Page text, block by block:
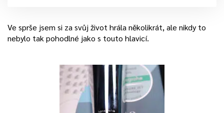
Ve sprše jsem si za svůj život hrála několikrát, ale nikdy to
nebylo tak pohodlné jako s touto hlavicí.